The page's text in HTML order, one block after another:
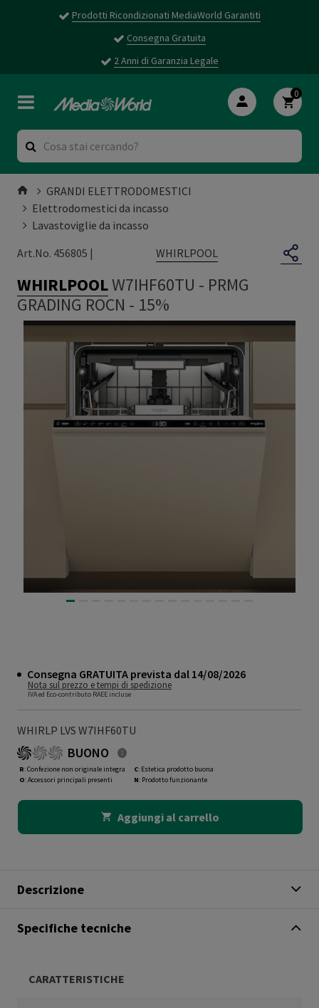
Prodotti Ricondizionati MediaWorld Garantiti
Consegna Gratuita
2 Anni di Garanzia Legale
0
GRANDI ELETTRODOMESTICI
Elettrodomestici da incasso
Lavastoviglie da incasso
Art.No. 456805 |
WHIRLPOOL
WHIRLPOOLW7IHF60TU - PRMG
GRADING ROCN - 15%
Consegna GRATUITA prevista dal 14/08/2026
Nota sul prezzo e tempi di spedizione
IVA ed Eco-contributo RAEE incluse
WHIRLP LVS W7IHF60TU
BUONO
R: Confezione non originale integra
O: Accessori principali presenti
C: Estetica prodotto buona
N: Prodotto funzionante
Aggiungi al carrello
Descrizione
Specifiche tecniche
CARATTERISTICHE